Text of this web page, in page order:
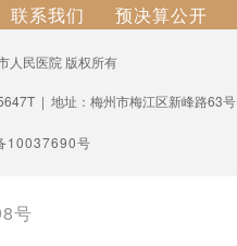
联系我们 预决算公开
人民医院 版权所有
| 地址：梅州市梅江区新峰路63号
10037690号
号